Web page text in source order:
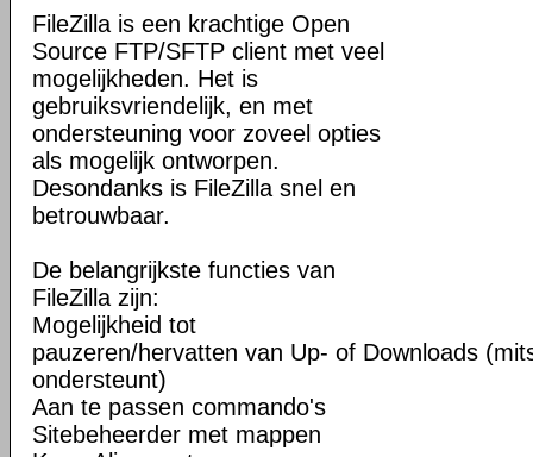
FileZilla is een krachtige Open
Source FTP/SFTP client met veel
mogelijkheden. Het is
gebruiksvriendelijk, en met
ondersteuning voor zoveel opties
als mogelijk ontworpen.
Desondanks is FileZilla snel en
betrouwbaar.
De belangrijkste functies van
FileZilla zijn:
Mogelijkheid tot
pauzeren/hervatten van Up- of Downloads
ondersteunt)
Aan te passen commando's
Sitebeheerder met mappen